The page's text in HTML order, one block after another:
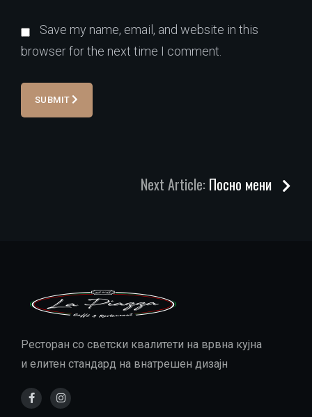
Save my name, email, and website in this
browser for the next time I comment.
SUBMIT
Next Article: Посно мени
Ресторан со светски квалитети нa врвнa кујна
и елитен стaндард на внатрешен дизајн